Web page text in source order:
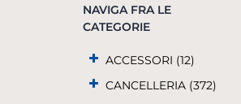
NAVIGA FRA LE
CATEGORIE
ACCESSORI (12)
CANCELLERIA (372)